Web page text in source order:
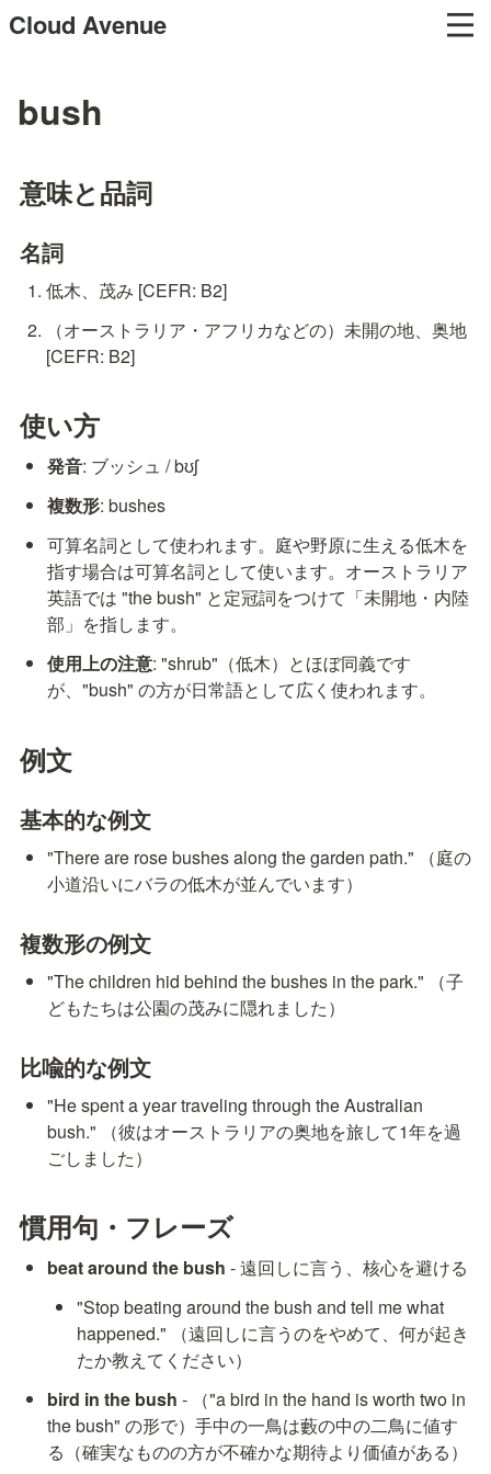
Cloud Avenue
bush
意味と品詞
名詞
低木、茂み [CEFR: B2]
（オーストラリア・アフリカなどの）未開の地、奥地
[CEFR: B2]
使い方
発音: ブッシュ / bʊʃ
複数形: bushes
可算名詞として使われます。庭や野原に生える低木を
指す場合は可算名詞として使います。オーストラリア
英語では "the bush" と定冠詞をつけて「未開地・内陸
部」を指します。
使用上の注意: "shrub"（低木）とほぼ同義です
が、"bush" の方が日常語として広く使われます。
例文
基本的な例文
"There are rose bushes along the garden path." （庭の
小道沿いにバラの低木が並んでいます）
複数形の例文
"The children hid behind the bushes in the park." （子
どもたちは公園の茂みに隠れました）
比喩的な例文
"He spent a year traveling through the Australian
bush." （彼はオーストラリアの奥地を旅して1年を過
ごしました）
慣用句・フレーズ
beat around the bush - 遠回しに言う、核心を避ける
"Stop beating around the bush and tell me what
happened." （遠回しに言うのをやめて、何が起き
たか教えてください）
bird in the bush - （"a bird in the hand is worth two in
the bush" の形で）手中の一鳥は藪の中の二鳥に値す
る（確実なものの方が不確かな期待より価値がある）